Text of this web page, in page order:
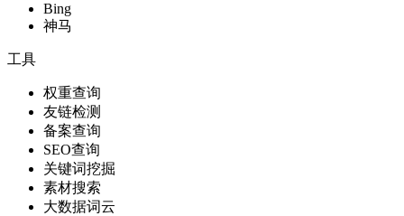
Bing
神马
工具
权重查询
友链检测
备案查询
SEO查询
关键词挖掘
素材搜索
大数据词云